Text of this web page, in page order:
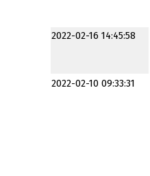
2022-02-16 14:45:58
2022-02-10 09:33:31